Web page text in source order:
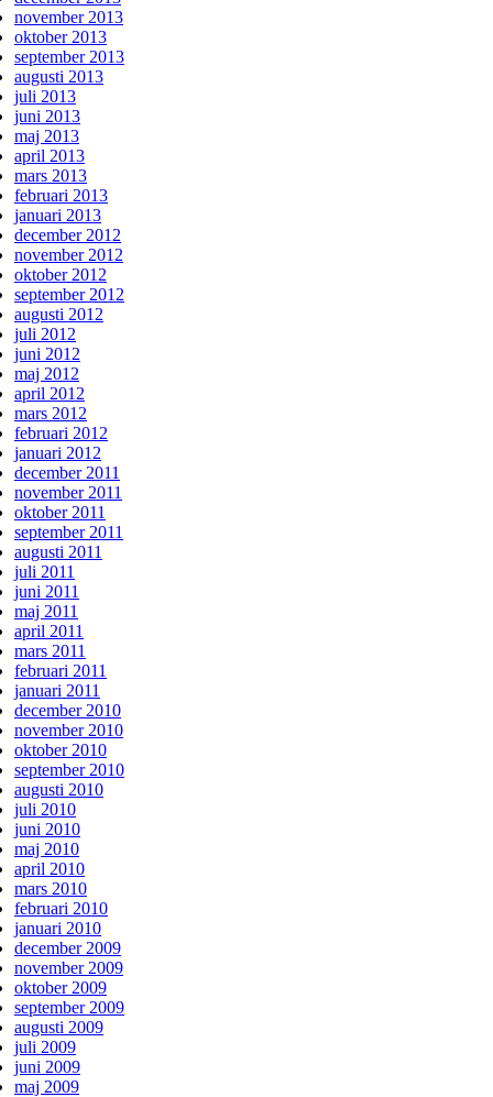
november 2013
oktober 2013
september 2013
augusti 2013
juli 2013
juni 2013
maj 2013
april 2013
mars 2013
februari 2013
januari 2013
december 2012
november 2012
oktober 2012
september 2012
augusti 2012
juli 2012
juni 2012
maj 2012
april 2012
mars 2012
februari 2012
januari 2012
december 2011
november 2011
oktober 2011
september 2011
augusti 2011
juli 2011
juni 2011
maj 2011
april 2011
mars 2011
februari 2011
januari 2011
december 2010
november 2010
oktober 2010
september 2010
augusti 2010
juli 2010
juni 2010
maj 2010
april 2010
mars 2010
februari 2010
januari 2010
december 2009
november 2009
oktober 2009
september 2009
augusti 2009
juli 2009
juni 2009
maj 2009